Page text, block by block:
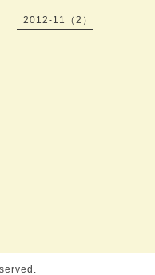
2012-11（2）